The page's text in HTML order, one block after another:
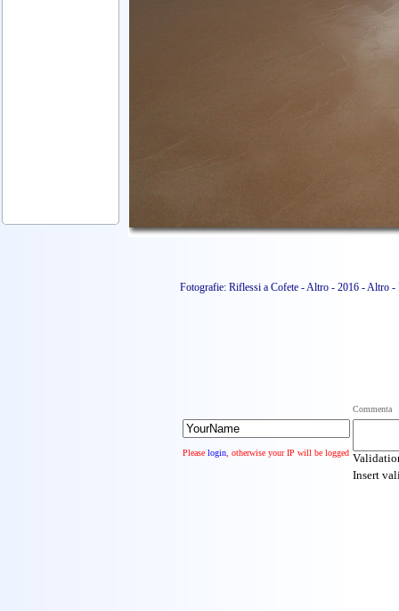
Fotografie: Riflessi a Cofete - Altro - 2016 - Altro -
Commenta
Please login , otherwise your IP will be logged
Insert